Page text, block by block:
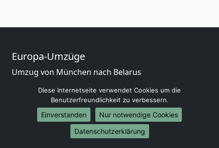
Europa-Umzüge
Umzug von München nach Belarus
Umzug von München nach Bulgarien
Umzug von München nach Dänemark
Umzug von München nach England
Umzug von München nach Portugal
Umzug von München nach Bosnien
Diese Internetseite verwendet Cookies um die
Benutzerfreundlichkeit zu verbessern.
Einverstanden
Nur notwendige Cookies
Datenschutzerklärung